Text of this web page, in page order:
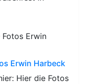
Erwin Harbeck
Hier die Fotos